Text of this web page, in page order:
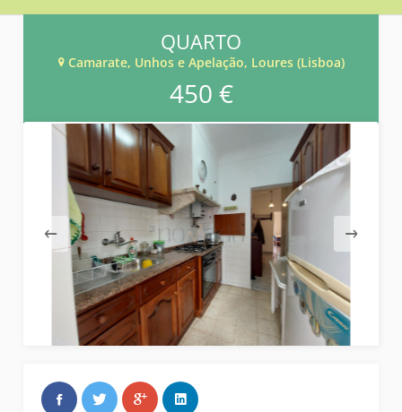
QUARTO
Camarate, Unhos e Apelação, Loures (Lisboa)
450 €